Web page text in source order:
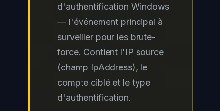
d'authentification Windows
— l'événement principal à
surveiller pour les brute-
force. Contient l'IP source
(champ IpAddress), le
compte ciblé et le type
d'authentification.